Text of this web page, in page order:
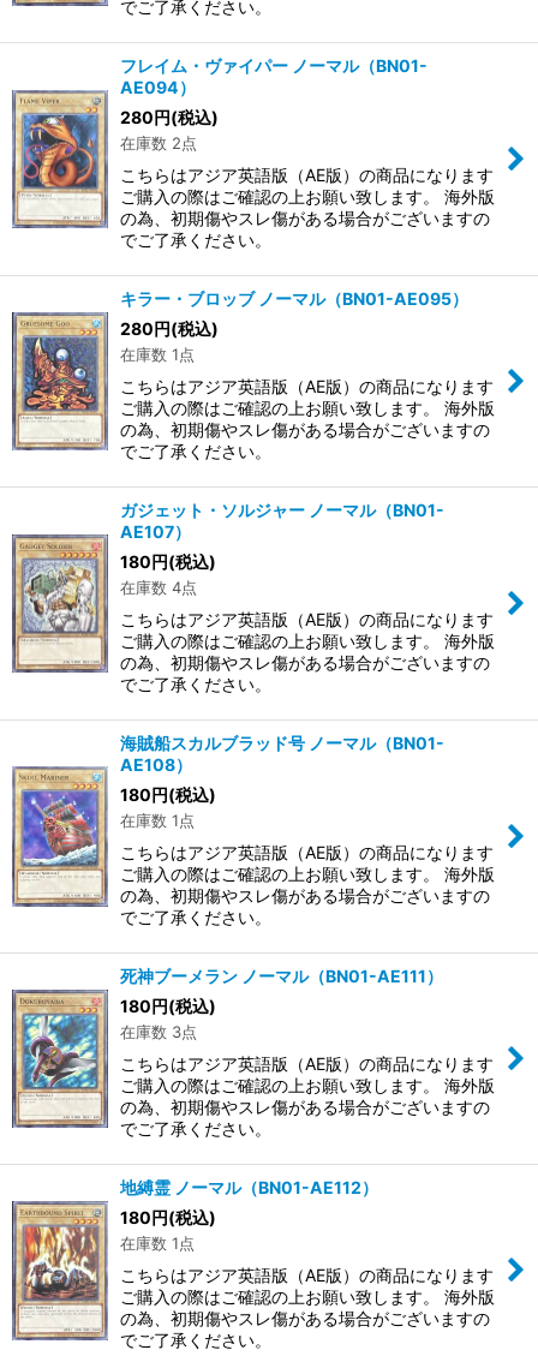
でご了承ください。
フレイム・ヴァイパー ノーマル（BN01-
AE094）
280円(税込)
在庫数 2点
こちらはアジア英語版（AE版）の商品になります
ご購入の際はご確認の上お願い致します。 海外版
の為、初期傷やスレ傷がある場合がございますの
でご了承ください。
キラー・ブロッブ ノーマル（BN01-AE095）
280円(税込)
在庫数 1点
こちらはアジア英語版（AE版）の商品になります
ご購入の際はご確認の上お願い致します。 海外版
の為、初期傷やスレ傷がある場合がございますの
でご了承ください。
ガジェット・ソルジャー ノーマル（BN01-
AE107）
180円(税込)
在庫数 4点
こちらはアジア英語版（AE版）の商品になります
ご購入の際はご確認の上お願い致します。 海外版
の為、初期傷やスレ傷がある場合がございますの
でご了承ください。
海賊船スカルブラッド号 ノーマル（BN01-
AE108）
180円(税込)
在庫数 1点
こちらはアジア英語版（AE版）の商品になります
ご購入の際はご確認の上お願い致します。 海外版
の為、初期傷やスレ傷がある場合がございますの
でご了承ください。
死神ブーメラン ノーマル（BN01-AE111）
180円(税込)
在庫数 3点
こちらはアジア英語版（AE版）の商品になります
ご購入の際はご確認の上お願い致します。 海外版
の為、初期傷やスレ傷がある場合がございますの
でご了承ください。
地縛霊 ノーマル（BN01-AE112）
180円(税込)
在庫数 1点
こちらはアジア英語版（AE版）の商品になります
ご購入の際はご確認の上お願い致します。 海外版
の為、初期傷やスレ傷がある場合がございますの
でご了承ください。